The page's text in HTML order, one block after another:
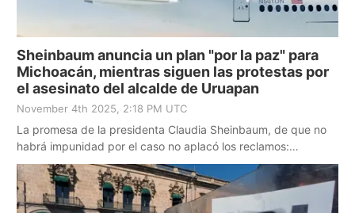
Sheinbaum anuncia un plan "por la paz" para
Michoacán, mientras siguen las protestas por
el asesinato del alcalde de Uruapan
November 4th 2025, 2:18 PM UTC
La promesa de la presidenta Claudia Sheinbaum, de que no
habrá impunidad por el caso no aplacó los reclamos:
manifestantes quemaron el palacio municipal de Apatzingán,
una de las zonas más afectadas por el crimen organizado.